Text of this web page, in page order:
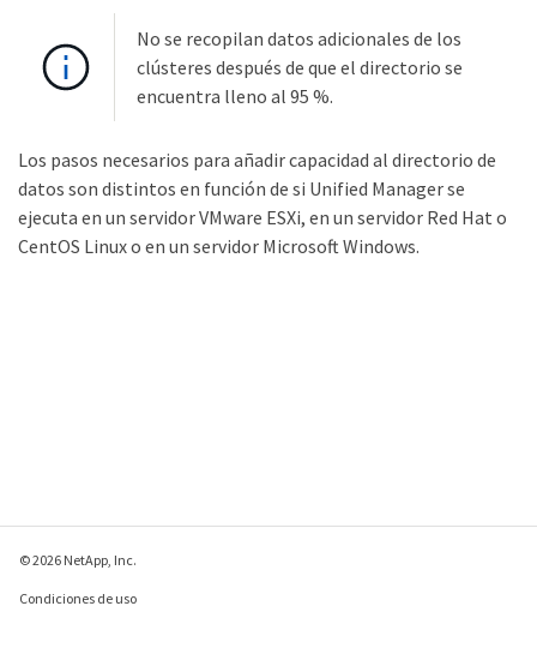
No se recopilan datos adicionales de los
clústeres después de que el directorio se
encuentra lleno al 95 %.
Los pasos necesarios para añadir capacidad al directorio de
datos son distintos en función de si Unified Manager se
ejecuta en un servidor VMware ESXi, en un servidor Red Hat o
CentOS Linux o en un servidor Microsoft Windows.
© 2026 NetApp, Inc.
Condiciones de uso